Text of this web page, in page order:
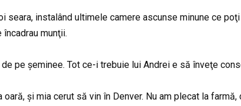
instalând ultimele camere ascunse minune ce
munţii.
pe șeminee. Tot ce-i trebuie lui Andrei e să înveţe
și mia cerut să vin în Denver. Nu am plecat la